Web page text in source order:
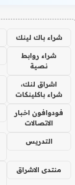
شراء باك لينك
شراء روابط
نصية
اشراق لنك،
شراء باكلينكات
فودوافون اخبار
الاتصالات
التدريس
منتدى الاشراق